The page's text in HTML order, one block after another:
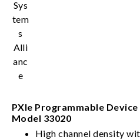
PXIe Programmable
Model 33020
High channel density